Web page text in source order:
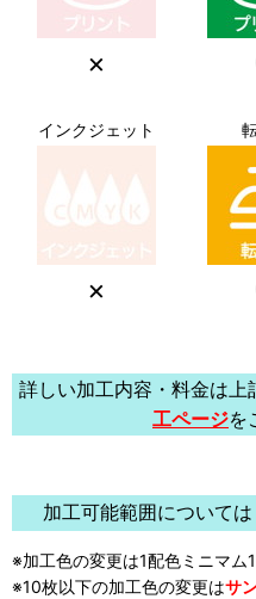
×
インクジェット
×
詳しい加工内容・料金は上
工ページを
加工可能範囲については
※加工色の変更は1配色ミニマム
※10枚以下の加工色の変更はサ